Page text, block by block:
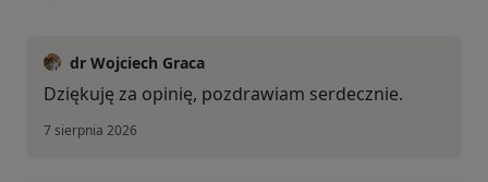
dr Wojciech Graca
Dziękuję za opinię, pozdrawiam serdecznie.
7 sierpnia 2026